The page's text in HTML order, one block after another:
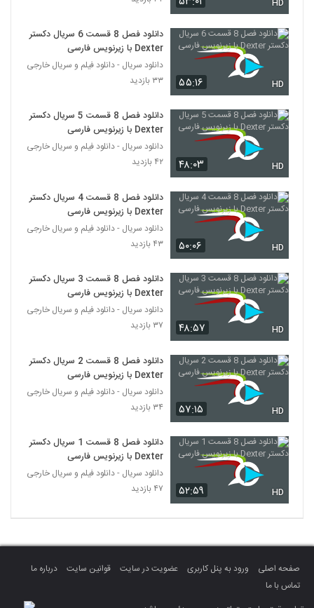
HD
۵۵:۱۶ HD
دانلود فصل 8 قسمت 6 سریال دکستر
Dexter با زیرنویس فارسی
دانلود سریال - دانلود فیلم و سریال خارجی
۳۳ بازدید
۴۸:۰۳ HD
دانلود فصل 8 قسمت 5 سریال دکستر
Dexter با زیرنویس فارسی
دانلود سریال - دانلود فیلم و سریال خارجی
۴۲ بازدید
۵۰:۰۶ HD
دانلود فصل 8 قسمت 4 سریال دکستر
Dexter با زیرنویس فارسی
دانلود سریال - دانلود فیلم و سریال خارجی
۴۳ بازدید
۴۸:۵۷ HD
دانلود فصل 8 قسمت 3 سریال دکستر
Dexter با زیرنویس فارسی
دانلود سریال - دانلود فیلم و سریال خارجی
۳۷ بازدید
۵۷:۱۵ HD
دانلود فصل 8 قسمت 2 سریال دکستر
Dexter با زیرنویس فارسی
دانلود سریال - دانلود فیلم و سریال خارجی
۳۴ بازدید
۵۲:۵۹ HD
دانلود فصل 8 قسمت 1 سریال دکستر
Dexter با زیرنویس فارسی
دانلود سریال - دانلود فیلم و سریال خارجی
۴۷ بازدید
صفحه اصلی ورود به پنل کاربری عضویت در سایت قوانین سایت
درباره ما
تماس با ما